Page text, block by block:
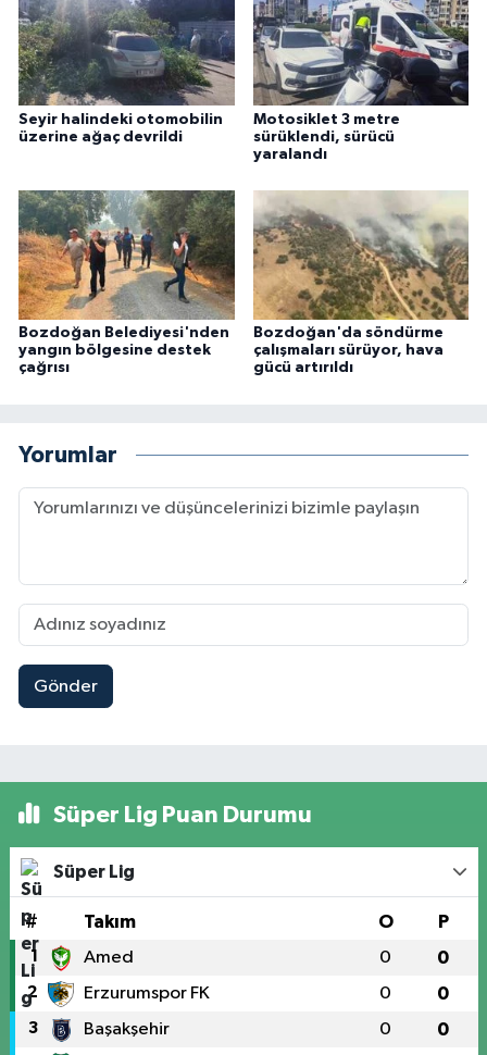
Seyir halindeki otomobilin
üzerine ağaç devrildi
Motosiklet 3 metre
sürüklendi, sürücü
yaralandı
Bozdoğan Belediyesi'nden
yangın bölgesine destek
çağrısı
Bozdoğan'da söndürme
çalışmaları sürüyor, hava
gücü artırıldı
Yorumlar
Gönder
Süper Lig Puan Durumu
Süper Lig
# Takım O P
1 Amed 0 0
2 Erzurumspor FK 0 0
3 Başakşehir 0 0